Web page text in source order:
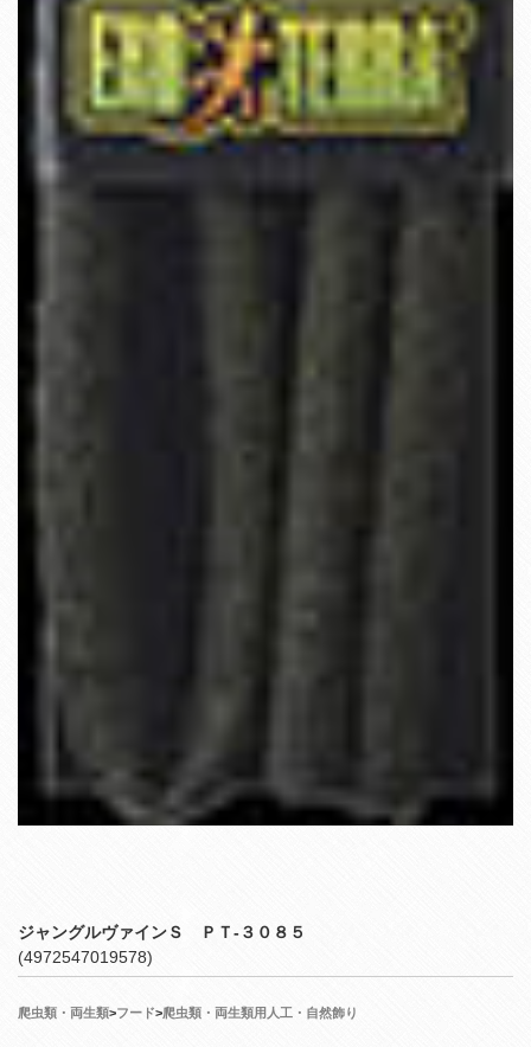
ジャングルヴァインＳ ＰＴ‐３０８５
(4972547019578)
爬虫類・両生類>フード>爬虫類・両生類用人工・自然飾り